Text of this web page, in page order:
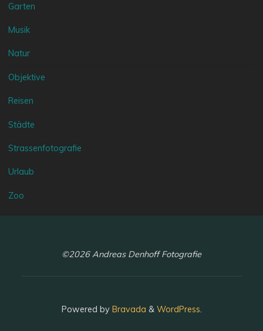
Garten
Musik
Natur
Objektive
Reisen
Städte
Strassenfotografie
Urlaub
Zoo
©2026 Andreas Denhoff Fotografie
Powered byBravada & WordPress.